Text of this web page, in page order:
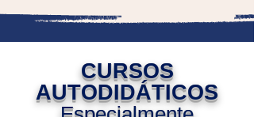
CURSOS
AUTODIDÁTICOS